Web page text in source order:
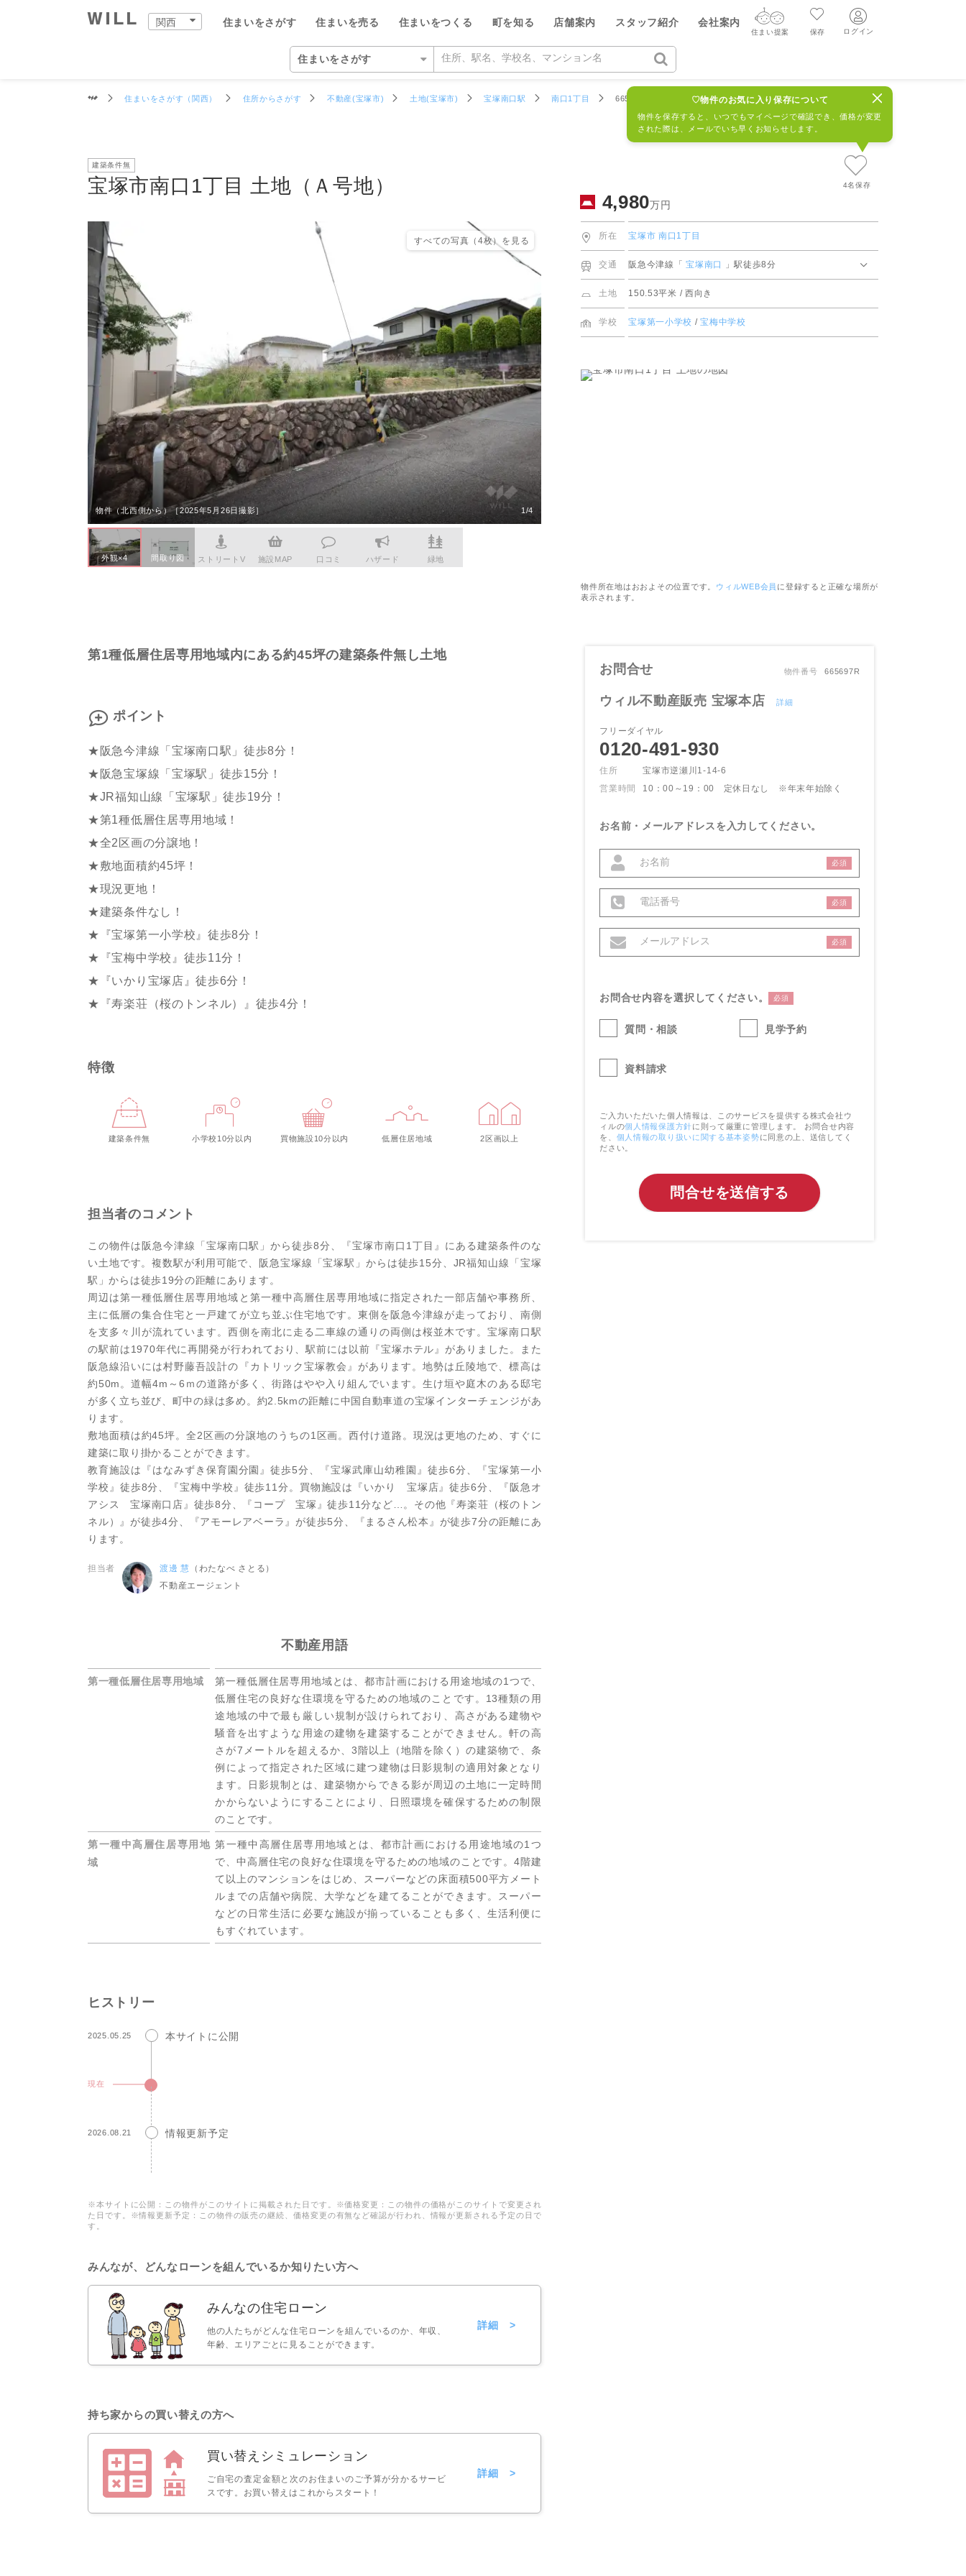
関西 住まいをさがす 住まいを売る 住まいをつくる 町を知る 店舗案内 スタッフ紹介 会社案内
ログイン
保存
住まい提案
住まいをさがす
住まいをさがす
営業所をさがす
スタッフをさがす
新規会員登録
AIウィルくんの提案
AI住まい提案を受ける
不動産エージェントの提案
価格査定を依頼する
相場データを依頼する
ログイン
新規会員登録
住まいをさがす（関西）
沿線・駅からさがす
学校区からさがす
特徴からさがす
投資用物件をさがす
新着物件をさがす
価格変更物件をさがす
設備からさがす
シンプル検索
AIでさがす
新着物件お知らせメール
買替えシミュレーション
買替え成功のポイント
不動産相場価格推定システム
購入時・購入後のサポート
不動産用語
住まいをさがすときに役立つ読みもの
住まいを売る（関西）
買いたい人が集まる3つの理由
住まいの魅力を引き出す宣伝力
チームで売却をサポート
建物の検査と保証サービス
相場データ提供サービス
買替えシミュレーション
お客さまの声（売却）
売主さま向けのサービス
割引サービスの案内
住まいを売るときに役立つ読みもの
買替え成功のポイント
不動産の売却Q&A
マンガで分かる住まいの売却
ピッタリ売却スタイル診断
中古×リフォーム（関西）
中古×リフォームとは
リフォーム一体型住宅ローン
工事の様子を共有するイエナカログ
安心の自社施工・自社管理体制
ウィルの中古×リフォームの本
購入時・購入後のサポート
リフォームするときに役立つ読みもの
町を知る（関西）
尼崎市
伊丹市
川辺郡猪名川町
神戸市東灘区
神戸市灘区
吹田市
茨木市
摂津市
高槻市
関西の店舗一覧
西宮営業所
岡本営業所
塚口営業所
伊丹営業所
川西営業所
茨木営業所
本町営業所
ウィルグループの全スタッフ
ウィル空間デザインのスタッフ
ウィルフィナンシャルコミュニケーシ
ョンズのスタッフ
デザイン・コンサルティング
企業情報
トップメッセージ
歴史・沿革
組織図
開発分譲実績
本社へのアクセス
採用情報
CSR活動
ウィルのストーリー
会社への問合せ
ワンストップサービス
不動産流通事業
リフォーム・リノベーション事業
開発分譲事業
ファイナンシャルプランニング事業
家具事業
賃貸事業
広告代理・クリエイティブ事業
コンサルティング事業
デジタルマーケティング事業
決算発表
IRライブラリー
電子公告
株式関連情報
会社見学会
IRに関する問合せ
宝塚市南口1丁目 土地 4,980 万円 物件番号 665697R 質問・見学予約する
住まいをさがす（関西） 住所からさがす 不動産(宝塚市) 土地(宝塚市) 宝塚南口駅 南口1丁目 665697R ♡物件のお気に入り保存について
物件を保存すると、いつでもマイページで確認でき、価格が変更
された際は、メールでいち早くお知らせします。
4名保存
建築条件無
宝塚市南口1丁目 土地（Ａ号地）
4,980万円
すべての写真（4枚）を⾒る
物件（北西側から）［2025年5月26日撮影］ 1/4
外観×4 間取り図 ストリートV 施設MAP 口コミ ハザード 緑地
所在 宝塚市南口1丁目
交通 阪急今津線「宝塚南口 」駅徒歩8分
土地 150.53平米 / 西向き
学校 宝塚第一小学校 /宝梅中学校
物件所在地はおおよその位置です。 ウィルWEB会員 に登録すると正確な場所が
表示されます。
第1種低層住居専用地域内にある約45坪の建築条件無し土地
ポイント
★阪急今津線「宝塚南口駅」徒歩8分！
★阪急宝塚線「宝塚駅」徒歩15分！
★JR福知山線「宝塚駅」徒歩19分！
★第1種低層住居専用地域！
★全2区画の分譲地！
★敷地面積約45坪！
★現況更地！
★建築条件なし！
★『宝塚第一小学校』徒歩8分！
★『宝梅中学校』徒歩11分！
★『いかり宝塚店』徒歩6分！
★『寿楽荘（桜のトンネル）』徒歩4分！
特徴
建築条件無 小学校10分以内 買物施設10分以内 低層住居地域 2区画以上
担当者のコメント
この物件は阪急今津線「宝塚南口駅」から徒歩8分、『宝塚市南口1丁目』にある建築条件のな
い土地です。複数駅が利用可能で、阪急宝塚線「宝塚駅」からは徒歩15分、JR福知山線「宝塚
駅」からは徒歩19分の距離にあります。
周辺は第一種低層住居専用地域と第一種中高層住居専用地域に指定された一部店舗や事務所、
主に低層の集合住宅と一戸建てが立ち並ぶ住宅地です。東側を阪急今津線が走っており、南側
を支多々川が流れています。西側を南北に走る二車線の通りの両側は桜並木です。宝塚南口駅
の駅前は1970年代に再開発が行われており、駅前には以前『宝塚ホテル』がありました。また
阪急線沿いには村野藤吾設計の『カトリック宝塚教会』があります。地勢は丘陵地で、標高は
約50m。道幅4m～6ｍの道路が多く、街路はやや入り組んでいます。生け垣や庭木のある邸宅
が多く立ち並び、町中の緑は多め。約2.5kmの距離に中国自動車道の宝塚インターチェンジがあ
ります。
敷地面積は約45坪。全2区画の分譲地のうちの1区画。西付け道路。現況は更地のため、すぐに
建築に取り掛かることができます。
教育施設は『はなみずき保育園分園』徒歩5分、『宝塚武庫山幼稚園』徒歩6分、『宝塚第一小
学校』徒歩8分、『宝梅中学校』徒歩11分。買物施設は『いかり 宝塚店』徒歩6分、『阪急オ
アシス 宝塚南口店』徒歩8分、『コープ 宝塚』徒歩11分など…。その他『寿楽荘（桜のトン
ネル）』が徒歩4分、『アモーレアベーラ』が徒歩5分、『まるさん松本』が徒歩7分の距離にあ
ります。
担当者 渡邊 慧 （わたなべ さとる）
不動産エージェント
不動産用語
第一種低層住居専用地域
第一種低層住居専用地域とは、都市計画における用途地域の1つで、
低層住宅の良好な住環境を守るための地域のことです。13種類の用
途地域の中で最も厳しい規制が設けられており、高さがある建物や
騒音を出すような用途の建物を建築することができません。軒の高
さが7メートルを超えるか、3階以上（地階を除く）の建築物で、条
例によって指定された区域に建つ建物は日影規制の適用対象となり
ます。日影規制とは、建築物からできる影が周辺の土地に一定時間
かからないようにすることにより、日照環境を確保するための制限
のことです。
第一種中高層住居専用地
域
第一種中高層住居専用地域とは、都市計画における用途地域の1つ
で、中高層住宅の良好な住環境を守るための地域のことです。4階建
て以上のマンションをはじめ、スーパーなどの床面積500平方メート
ルまでの店舗や病院、大学などを建てることができます。スーパー
などの日常生活に必要な施設が揃っていることも多く、生活利便に
もすぐれています。
ヒストリー
2025.05.25 本サイトに公開
現在
2026.08.21 情報更新予定
※本サイトに公開：この物件がこのサイトに掲載された日です。※価格変更：この物件の価格がこのサイトで変更され
た日です。※情報更新予定：この物件の販売の継続、価格変更の有無など確認が行われ、情報が更新される予定の日で
す。
みんなが、どんなローンを組んでいるか知りたい方へ
みんなの住宅ローン
他の人たちがどんな住宅ローンを組んでいるのか、年収、
年齢、エリアごとに見ることができます。
詳細 >
持ち家からの買い替えの方へ
買い替えシミュレーション
ご自宅の査定金額と次のお住まいのご予算が分かるサービ
スです。お買い替えはこれからスタート！
詳細 >
お問合せ 物件番号 665697R
ウィル不動産販売 宝塚本店 詳細
フリーダイヤル
0120-491-930
住所
宝塚市逆瀬川1-14-6
営業時間
10：00～19：00 定休日なし ※年末年始除く
お名前・メールアドレスを入力してください。
必須
必須
必須
お問合せ内容を選択してください。 必須
質問・相談 見学予約
資料請求
ご入力いただいた個人情報は、このサービスを提供する株式会社ウ
ィルの個人情報保護方針に則って厳重に管理します。 お問合せ内容
を、 個人情報の取り扱いに関する基本姿勢に同意の上、送信してく
ださい。
問合せを送信する